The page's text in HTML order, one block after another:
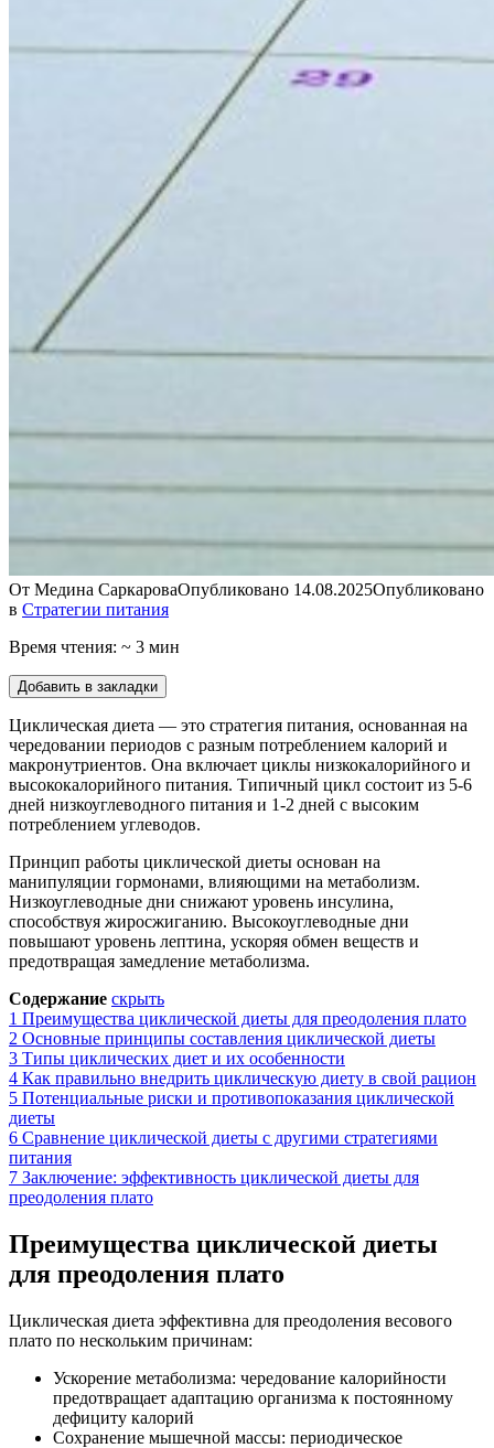
От Медина СаркароваОпубликовано 14.08.2025Опубликовано
в Стратегии питания
Время чтения: ~ 3 мин
Добавить в закладки
Циклическая диета — это стратегия питания, основанная на
чередовании периодов с разным потреблением калорий и
макронутриентов. Она включает циклы низкокалорийного и
высококалорийного питания. Типичный цикл состоит из 5-6
дней низкоуглеводного питания и 1-2 дней с высоким
потреблением углеводов.
Принцип работы циклической диеты основан на
манипуляции гормонами, влияющими на метаболизм.
Низкоуглеводные дни снижают уровень инсулина,
способствуя жиросжиганию. Высокоуглеводные дни
повышают уровень лептина, ускоряя обмен веществ и
предотвращая замедление метаболизма.
Содержание скрыть
1 Преимущества циклической диеты для преодоления плато
2 Основные принципы составления циклической диеты
3 Типы циклических диет и их особенности
4 Как правильно внедрить циклическую диету в свой рацион
5 Потенциальные риски и противопоказания циклической
диеты
6 Сравнение циклической диеты с другими стратегиями
питания
7 Заключение: эффективность циклической диеты для
преодоления плато
Преимущества циклической диеты
для преодоления плато
Циклическая диета эффективна для преодоления весового
плато по нескольким причинам:
Ускорение метаболизма: чередование калорийности
предотвращает адаптацию организма к постоянному
дефициту калорий
Сохранение мышечной массы: периодическое